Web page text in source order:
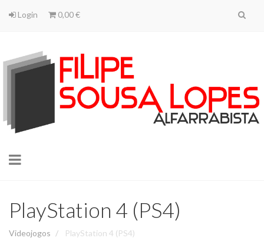
Login 0,00 €
Toggle
PlayStation 4 (PS4)
Videojogos PlayStation 4 (PS4)